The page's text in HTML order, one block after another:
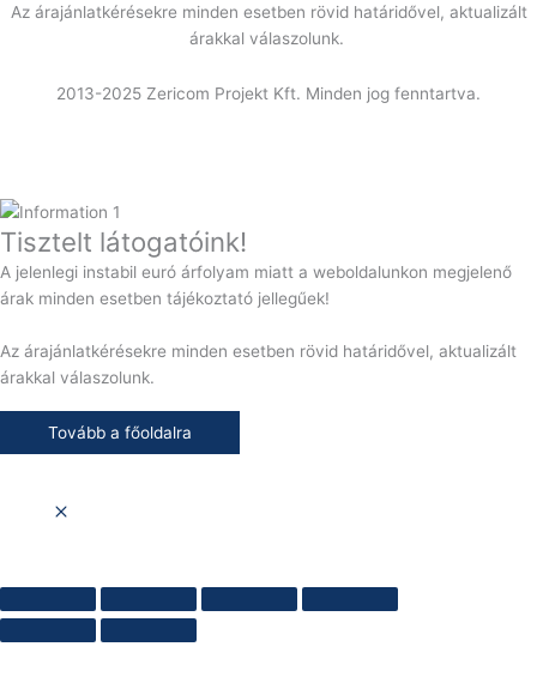
Az árajánlatkérésekre minden esetben rövid határidővel, aktualizált
árakkal válaszolunk.
2013-2025 Zericom Projekt Kft. Minden jog fenntartva.
Tisztelt látogatóink!
A jelenlegi instabil euró árfolyam miatt a weboldalunkon megjelenő
árak minden esetben tájékoztató jellegűek!
Az árajánlatkérésekre minden esetben rövid határidővel, aktualizált
árakkal válaszolunk.
Tovább a főoldalra